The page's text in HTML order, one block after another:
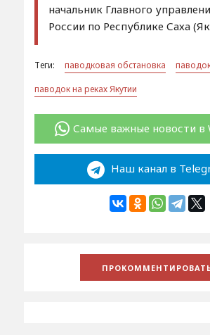
начальник Главного
России по Республике Саха
Теги: паводковая обстановка
паводок на реках Якутии
Самые важные новости в
Наш канал в